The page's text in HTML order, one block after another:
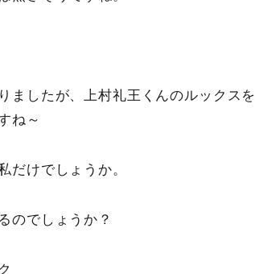
ましたが、上村礼王くんのルックスを
ね～
だけでしょうか。
のでしょうか？